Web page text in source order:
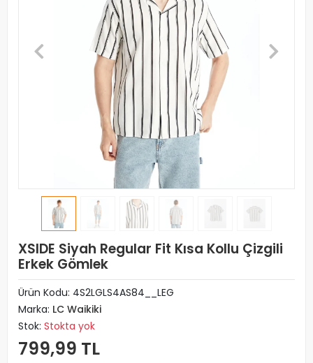
XSIDE Siyah Regular Fit Kısa Kollu Çizgili
Erkek Gömlek
Ürün Kodu: 4S2LGLS4AS84__LEG
Marka: LC Waikiki
Stok: Stokta yok
799,99 TL